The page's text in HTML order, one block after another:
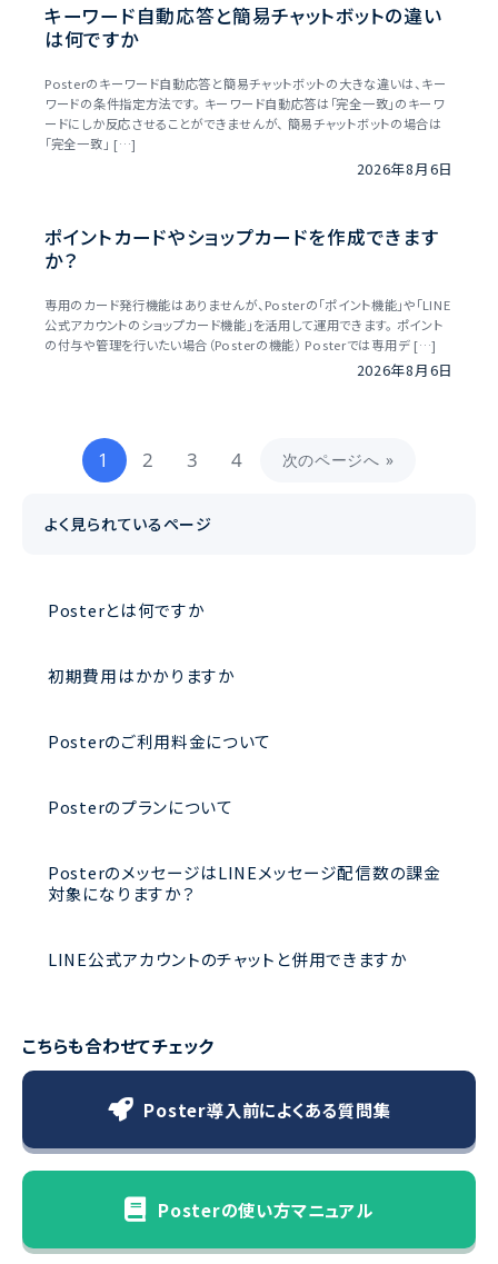
よく見られているページ
Posterとは何ですか
初期費用はかかりますか
Posterのご利用料金について
Posterのプランについて
PosterのメッセージはLINEメッセージ配信数の課金
対象になりますか？
LINE公式アカウントのチャットと併用できますか
こちらも合わせてチェック
Poster導入前によくある質問集
Posterの使い方マニュアル
キーワード自動応答と簡易チャットボットの違い
は何ですか
Posterのキーワード自動応答と簡易チャットボットの大きな違いは、キー
ワードの条件指定方法です。 キーワード自動応答は「完全一致」のキーワ
ードにしか反応させることができませんが、 簡易チャットボットの場合は
「完全一致」 […]
2026年8月6日
ポイントカードやショップカードを作成できます
か？
専用のカード発行機能はありませんが、Posterの「ポイント機能」や「LINE
公式アカウントのショップカード機能」を活用して運用できます。 ポイント
の付与や管理を行いたい場合（Posterの機能） Posterでは専用デ […]
2026年8月6日
1 2 3 4 次のページへ »